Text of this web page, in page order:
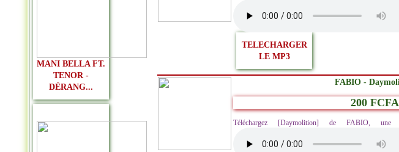
MANI BELLA FT.
TENOR -
DÉRANG...
TELECHARGER
LE MP3
FABIO -
200 FCFA
Téléchargez [Daymolition] de FABIO,